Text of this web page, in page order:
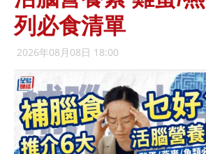
列必食清單
2026年08月08日 18:00